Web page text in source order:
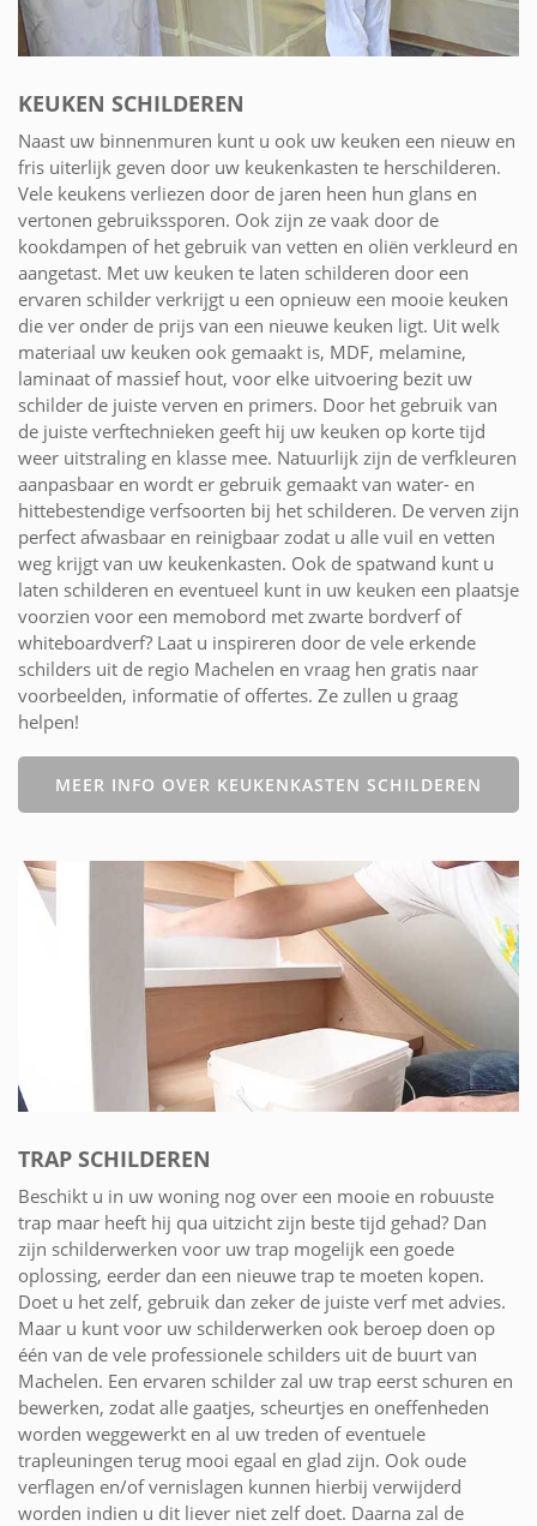
KEUKEN SCHILDEREN
Naast uw binnenmuren kunt u ook uw keuken een nieuw en
fris uiterlijk geven door uw keukenkasten te herschilderen.
Vele keukens verliezen door de jaren heen hun glans en
vertonen gebruikssporen. Ook zijn ze vaak door de
kookdampen of het gebruik van vetten en oliën verkleurd en
aangetast. Met uw keuken te laten schilderen door een
ervaren schilder verkrijgt u een opnieuw een mooie keuken
die ver onder de prijs van een nieuwe keuken ligt. Uit welk
materiaal uw keuken ook gemaakt is, MDF, melamine,
laminaat of massief hout, voor elke uitvoering bezit uw
schilder de juiste verven en primers. Door het gebruik van
de juiste verftechnieken geeft hij uw keuken op korte tijd
weer uitstraling en klasse mee. Natuurlijk zijn de verfkleuren
aanpasbaar en wordt er gebruik gemaakt van water- en
hittebestendige verfsoorten bij het schilderen. De verven zijn
perfect afwasbaar en reinigbaar zodat u alle vuil en vetten
weg krijgt van uw keukenkasten. Ook de spatwand kunt u
laten schilderen en eventueel kunt in uw keuken een plaatsje
voorzien voor een memobord met zwarte bordverf of
whiteboardverf? Laat u inspireren door de vele erkende
schilders uit de regio Machelen en vraag hen gratis naar
voorbeelden, informatie of offertes. Ze zullen u graag
helpen!
MEER INFO OVER KEUKENKASTEN SCHILDEREN
TRAP SCHILDEREN
Beschikt u in uw woning nog over een mooie en robuuste
trap maar heeft hij qua uitzicht zijn beste tijd gehad? Dan
zijn schilderwerken voor uw trap mogelijk een goede
oplossing, eerder dan een nieuwe trap te moeten kopen.
Doet u het zelf, gebruik dan zeker de juiste verf met advies.
Maar u kunt voor uw schilderwerken ook beroep doen op
één van de vele professionele schilders uit de buurt van
Machelen. Een ervaren schilder zal uw trap eerst schuren en
bewerken, zodat alle gaatjes, scheurtjes en oneffenheden
worden weggewerkt en al uw treden of eventuele
trapleuningen terug mooi egaal en glad zijn. Ook oude
verflagen en/of vernislagen kunnen hierbij verwijderd
worden indien u dit liever niet zelf doet. Daarna zal de